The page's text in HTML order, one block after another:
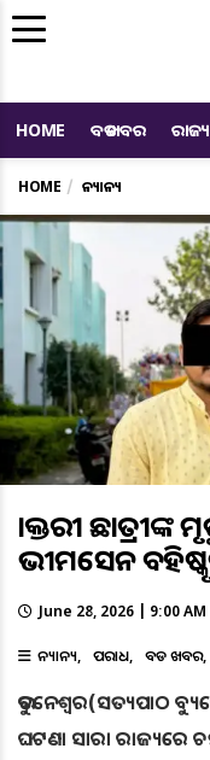
HOME ବଡ ଖବର ରାଜ୍ୟ
HOME ଅନ୍ୟାନ୍ୟ
ଡାକ୍ତରୀ
ଭୀମସେନ
June 28, 2026 | 9:00 AM
ଅନ୍ୟାନ୍ୟ ଅପରାଧ ବଡ ଖବର
ଭୁବନେଶ୍ବର(ସତ୍ୟପାଠ
ଘଟଣା ସାରା ରାଜ୍ୟରେ